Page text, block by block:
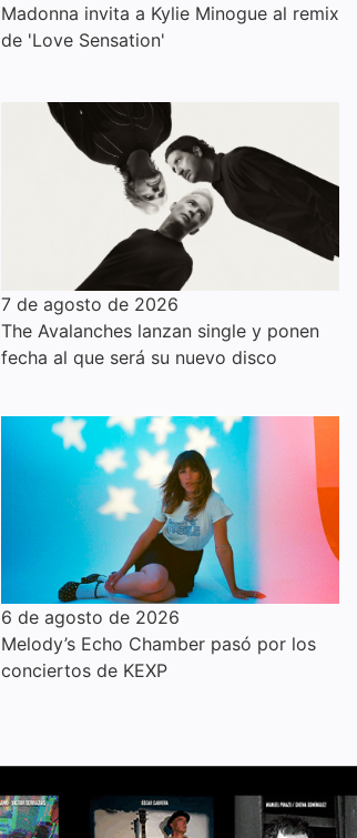
Madonna invita a Kylie Minogue al remix
de 'Love Sensation'
7 de agosto de 2026
The Avalanches lanzan single y ponen
fecha al que será su nuevo disco
6 de agosto de 2026
Melody’s Echo Chamber pasó por los
conciertos de KEXP